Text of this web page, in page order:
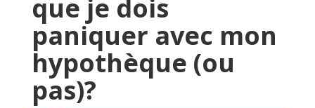
que je dois
paniquer avec mon
hypothèque (ou
pas)?